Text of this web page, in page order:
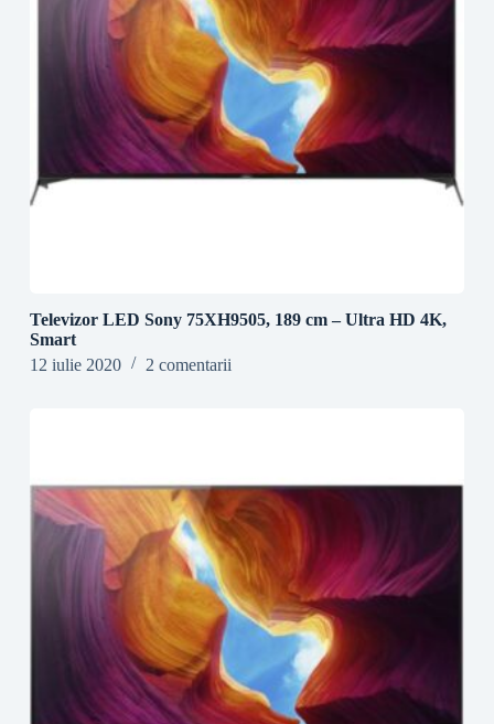
Televizor LED Sony 75XH9505, 189 cm – Ultra HD 4K,
Smart
12 iulie 2020
2 comentarii